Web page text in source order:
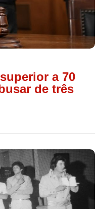
a 70
de três